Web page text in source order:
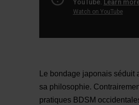
Le bondage japonais séduit
sa philosophie.
pratiques BDSM